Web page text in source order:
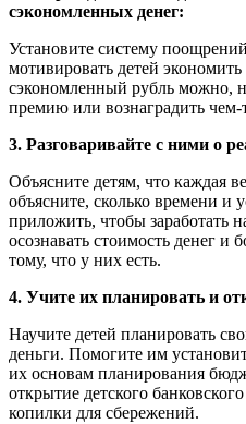
сэкономленных денег:
Установите систему
мотивировать детей
сэкономленный рубль можно,
премию или вознаградить чем-
3. Разговаривайте с ними о
Объясните детям, что каждая
объясните, сколько времени и
приложить, чтобы заработать
осознавать стоимость денег и
тому, что у них есть.
4. Учите их планировать и
Научите детей планировать
деньги. Помогите им
их основам планирования
открытие детского
копилки для сбережений.